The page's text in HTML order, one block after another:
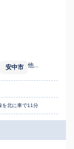
安中市 他...
を北に車で11分